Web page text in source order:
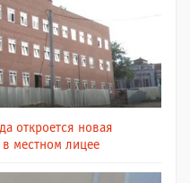
откроется новая
в местном лицее